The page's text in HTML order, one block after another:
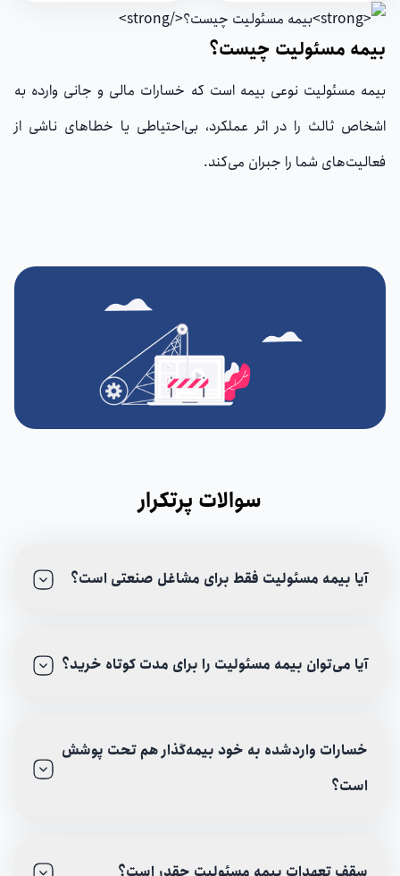
بیمه مسئولیت چیست؟
بیمه مسئولیت نوعی بیمه است که خسارات مالی و جانی وارده به
اشخاص ثالث را در اثر عملکرد، بی‌احتیاطی یا خطاهای ناشی از
فعالیت‌های شما را جبران می‌کند.
سوالات پرتکرار
آیا بیمه مسئولیت فقط برای مشاغل صنعتی است؟
آیا می‌توان بیمه مسئولیت را برای مدت کوتاه خرید؟
خسارات واردشده به خود بیمه‌گذار هم تحت پوشش
است؟